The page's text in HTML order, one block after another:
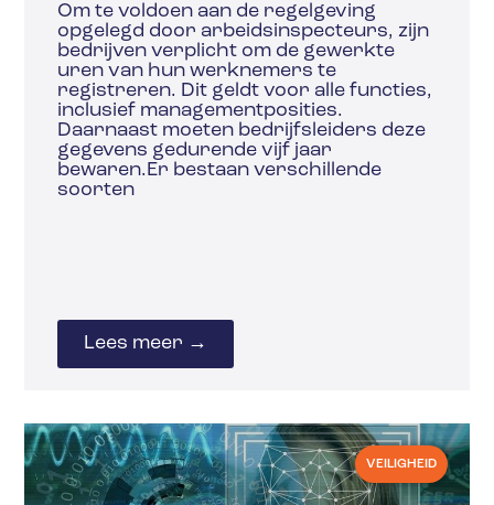
Om te voldoen aan de regelgeving
opgelegd door arbeidsinspecteurs, zijn
bedrijven verplicht om de gewerkte
uren van hun werknemers te
registreren. Dit geldt voor alle functies,
inclusief managementposities.
Daarnaast moeten bedrijfsleiders deze
gegevens gedurende vijf jaar
bewaren.Er bestaan verschillende
soorten
Lees meer →
VEILIGHEID